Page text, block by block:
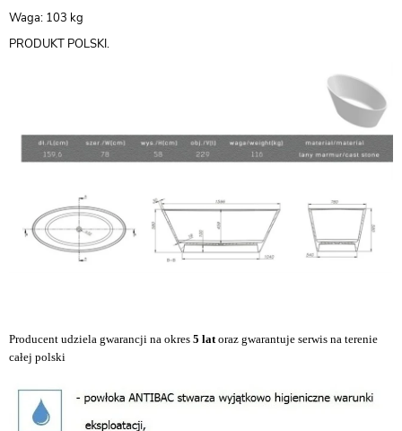
Waga: 103 kg
PRODUKT POLSKI.
Producent udziela gwarancji na okres 5 lat oraz gwarantuje serwis na terenie
całej polski